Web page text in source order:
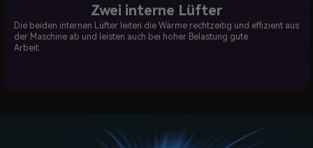
Zwei interne Lüfter
Die beiden internen Lüfter leiten die Wärme rechtzeitig und effizient aus
der Maschine ab und leisten auch bei hoher Belastung gute
Arbeit.